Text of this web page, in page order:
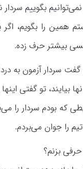
بگوییم
همین را بگویم،
بیشتر حرف زده.
گفت سردار آزمون به
بیایند، تو گفتی
که بودم سردار را
را جوان می‌بردم.
بزنم؟